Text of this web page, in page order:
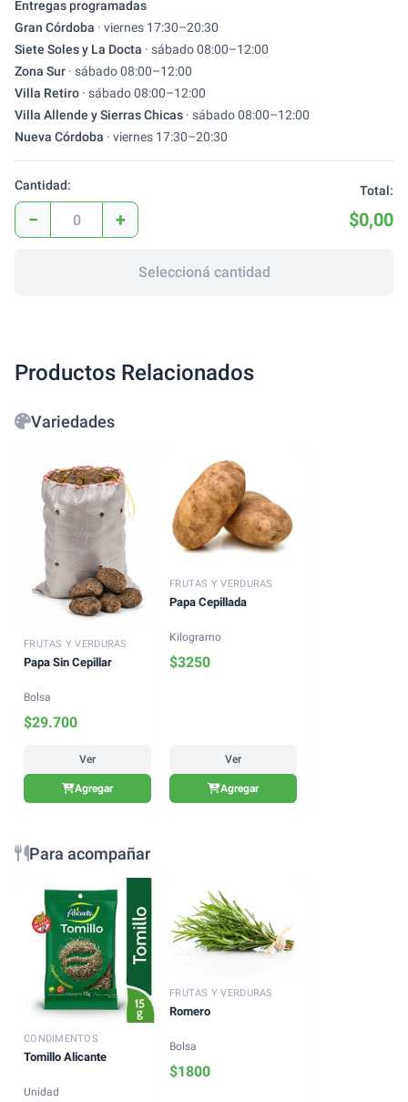
Entregas programadas
Gran Córdoba · viernes 17:30–20:30
Siete Soles y La Docta · sábado08:00–12:00
Zona Sur · sábado08:00–12:00
Villa Retiro · sábado08:00–12:00
Villa Allende y Sierras Chicas · sábado08:00–12:00
Nueva Córdoba · viernes 17:30–20:30
Cantidad:
− +
Total:
$0,00
Seleccioná cantidad
Productos Relacionados
Variedades
FRUTAS Y VERDURAS
Papa Sin Cepillar
Bolsa
$29.700
Ver
Agregar
FRUTAS Y VERDURAS
Papa Cepillada
Kilogramo
$3250
Ver
Agregar
Para acompañar
CONDIMENTOS
Tomillo Alicante
Unidad
FRUTAS Y VERDURAS
Romero
Bolsa
$1800